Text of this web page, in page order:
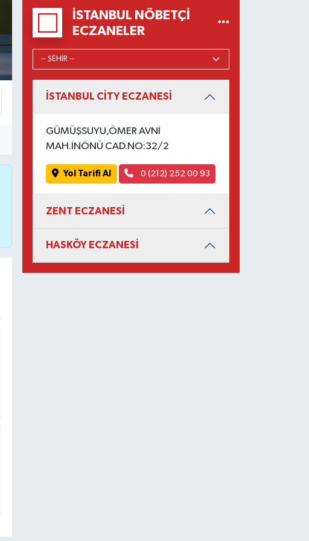
İSTANBUL NÖBETÇI
ECZANELER
İSTANBUL CİTY ECZANESİ
GÜMÜŞSUYU,ÖMER AVNİ
MAH.İNÖNÜ CAD.NO:32/2
Yol Tarifi Al 0 (212) 252 00 93
ZENT ECZANESİ
HASKÖY ECZANESİ